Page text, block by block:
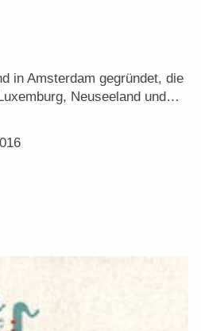
in Amsterdam gegründet, die
Neuseeland und…